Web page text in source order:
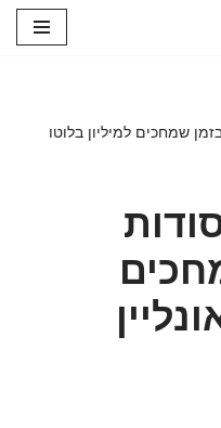
שמחכים למיליון בלוטו